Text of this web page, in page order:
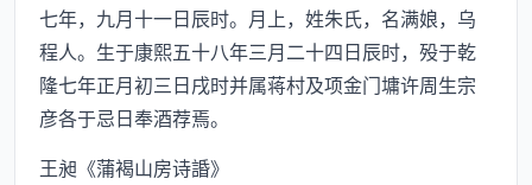
七年，九月十一日辰时。月上，姓朱氏，名满娘，乌
程人。生于康熙五十八年三月二十四日辰时，殁于乾
隆七年正月初三日戌时并属蒋村及项金门墉许周生宗
彦各于忌日奉酒荐焉。
王昶《蒲褐山房诗諙》